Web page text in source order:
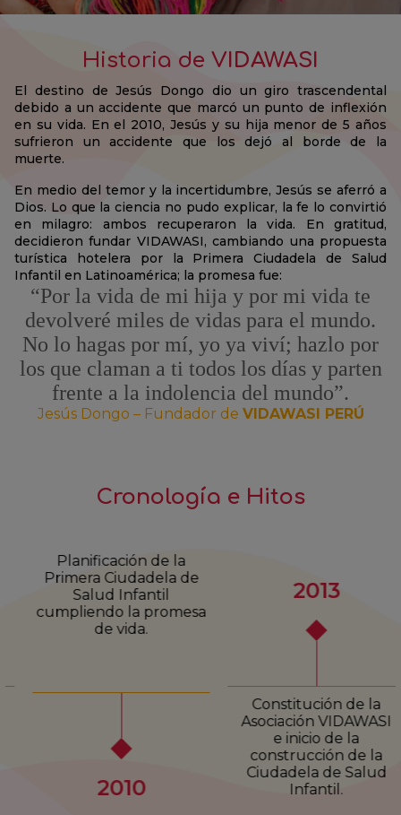
Historia de VIDAWASI
El destino de Jesús Dongo dio un giro trascendental
debido a un accidente que marcó un punto de inflexión
en su vida. En el 2010, Jesús y su hija menor de 5 años
sufrieron un accidente que los dejó al borde de la
muerte.
En medio del temor y la incertidumbre, Jesús se aferró a
Dios. Lo que la ciencia no pudo explicar, la fe lo convirtió
en milagro: ambos recuperaron la vida. En gratitud,
decidieron fundar VIDAWASI, cambiando una propuesta
turística hotelera por la Primera Ciudadela de Salud
Infantil en Latinoamérica; la promesa fue:
“Por la vida de mi hija y por mi vida te
devolveré miles de vidas para el mundo.
No lo hagas por mí, yo ya viví; hazlo por
los que claman a ti todos los días y parten
frente a la indolencia del mundo”.
Jesús Dongo – Fundador de VIDAWASI PERÚ
Cronología e Hitos
Planificación de la
Primera Ciudadela de
Salud Infantil
cumpliendo la promesa
de vida.
2010
2013
Constitución de la
Asociación VIDAWASI
e inicio de la
construcción de la
Ciudadela de Salud
Infantil.